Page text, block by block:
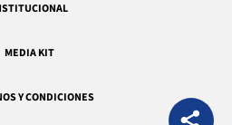
MEDIA KIT
Y CONDICIONES